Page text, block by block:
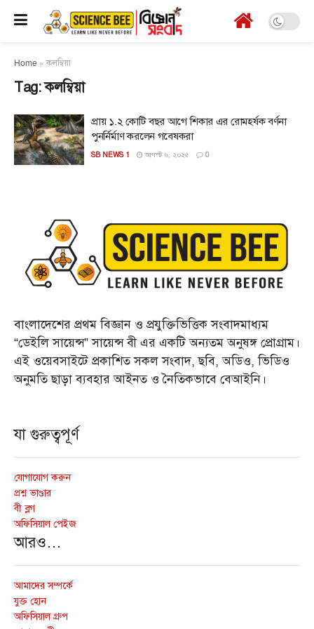
Home »কলম্বিয়া
Tag:কলম্বিয়া
প্রায় ১.২ কোটি বছর আগে শিকার এর রোমহর্ষক বর্ণনা
পুনর্নির্মাণ করলেন গবেষকরা
SB NEWS 1 আগস্ট ৬, ২০২৫ 0
বাংলাদেশের প্রথম বিজ্ঞান ও প্রযুক্তিভিত্তিক সংবাদমাধ্যম
“ডেইলি সায়েন্স” সায়েন্স বী এর একটি অন্যতম অনুষঙ্গ প্রোগ্রাম।
এই ওয়েবসাইটে প্রকাশিত সকল সংবাদ, ছবি, অডিও, ভিডিও
অনুমতি ছাড়া ব্যবহার আইনত ও নৈতিকভাবে বেআইনি।
যা গুরুত্বপূর্ণ
যোগাযোগ করুন
প্রশ্ন ভাণ্ডার
বী ব্লগ
অফিসিয়াল পেইজ
আরও…
আমাদের সম্পর্কে
যুক্ত হোন
অফিসিয়াল গ্রুপ